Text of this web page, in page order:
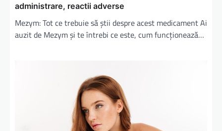
administrare, reactii adverse
Mezym: Tot ce trebuie să știi despre acest medicament Ai
auzit de Mezym și te întrebi ce este, cum funcționează…